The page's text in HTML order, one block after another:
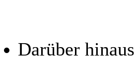
Darüber